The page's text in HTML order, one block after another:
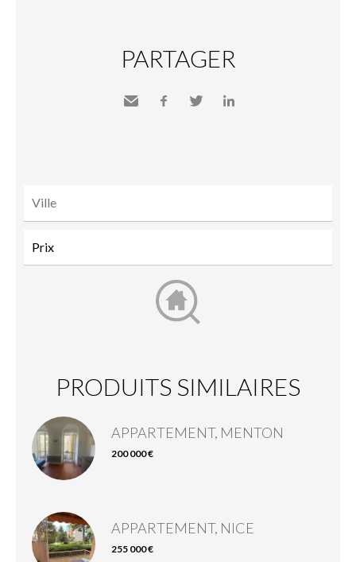
PARTAGER
PRODUITS SIMILAIRES
APPARTEMENT, MENTON
200 000 €
APPARTEMENT, NICE
255 000 €